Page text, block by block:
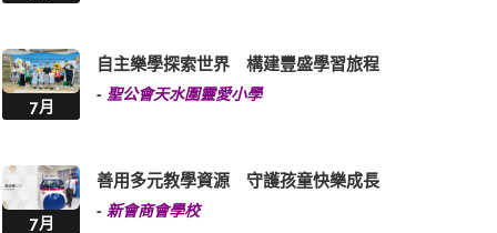
7月
自主樂學探索世界 構建豐盛學習旅程
- 聖公會天水圍靈愛小學
7月
善用多元教學資源 守護孩童快樂成長
- 新會商會學校